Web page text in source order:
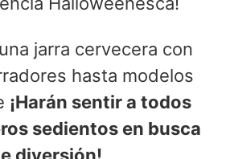
jarra cervecera con
hasta modelos
¡Harán sentir a todos
sedientos en busca